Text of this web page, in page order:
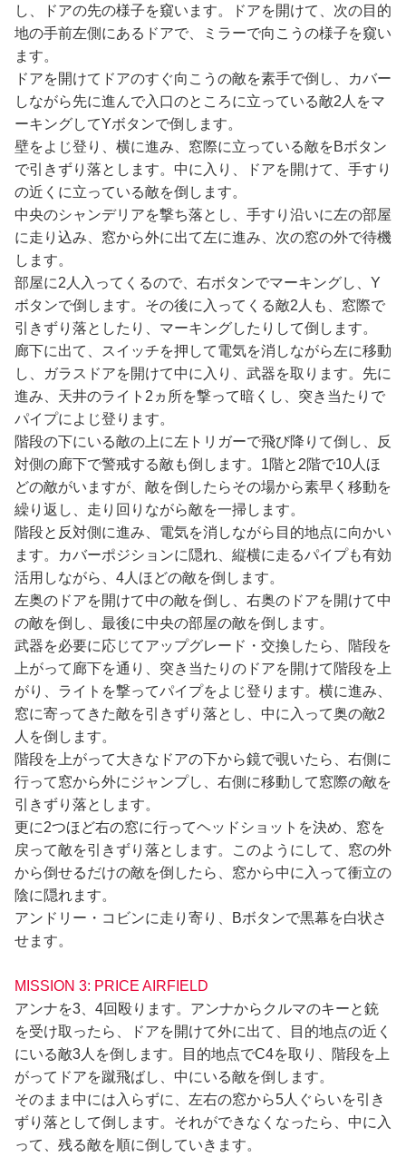
し、ドアの先の様子を窺います。ドアを開けて、次の目的
地の手前左側にあるドアで、ミラーで向こうの様子を窺い
ます。
ドアを開けてドアのすぐ向こうの敵を素手で倒し、カバー
しながら先に進んで入口のところに立っている敵2人をマ
ーキングしてYボタンで倒します。
壁をよじ登り、横に進み、窓際に立っている敵をBボタン
で引きずり落とします。中に入り、ドアを開けて、手すり
の近くに立っている敵を倒します。
中央のシャンデリアを撃ち落とし、手すり沿いに左の部屋
に走り込み、窓から外に出て左に進み、次の窓の外で待機
します。
部屋に2人入ってくるので、右ボタンでマーキングし、Y
ボタンで倒します。その後に入ってくる敵2人も、窓際で
引きずり落としたり、マーキングしたりして倒します。
廊下に出て、スイッチを押して電気を消しながら左に移動
し、ガラスドアを開けて中に入り、武器を取ります。先に
進み、天井のライト2ヵ所を撃って暗くし、突き当たりで
パイプによじ登ります。
階段の下にいる敵の上に左トリガーで飛び降りて倒し、反
対側の廊下で警戒する敵も倒します。1階と2階で10人ほ
どの敵がいますが、敵を倒したらその場から素早く移動を
繰り返し、走り回りながら敵を一掃します。
階段と反対側に進み、電気を消しながら目的地点に向かい
ます。カバーポジションに隠れ、縦横に走るパイプも有効
活用しながら、4人ほどの敵を倒します。
左奥のドアを開けて中の敵を倒し、右奥のドアを開けて中
の敵を倒し、最後に中央の部屋の敵を倒します。
武器を必要に応じてアップグレード・交換したら、階段を
上がって廊下を通り、突き当たりのドアを開けて階段を上
がり、ライトを撃ってパイプをよじ登ります。横に進み、
窓に寄ってきた敵を引きずり落とし、中に入って奥の敵2
人を倒します。
階段を上がって大きなドアの下から鏡で覗いたら、右側に
行って窓から外にジャンプし、右側に移動して窓際の敵を
引きずり落とします。
更に2つほど右の窓に行ってヘッドショットを決め、窓を
戻って敵を引きずり落とします。このようにして、窓の外
から倒せるだけの敵を倒したら、窓から中に入って衝立の
陰に隠れます。
アンドリー・コビンに走り寄り、Bボタンで黒幕を白状さ
せます。
MISSION 3: PRICE AIRFIELD
アンナを3、4回殴ります。アンナからクルマのキーと銃
を受け取ったら、ドアを開けて外に出て、目的地点の近く
にいる敵3人を倒します。目的地点でC4を取り、階段を上
がってドアを蹴飛ばし、中にいる敵を倒します。
そのまま中には入らずに、左右の窓から5人ぐらいを引き
ずり落として倒します。それができなくなったら、中に入
って、残る敵を順に倒していきます。